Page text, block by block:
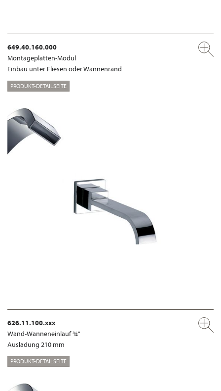
649.40.160.000
Montageplatten-Modul
Einbau unter Fliesen oder Wannenrand
PRODUKT-DETAILSEITE
626.11.100.xxx
Wand-Wanneneinlauf ¾"
Ausladung 210 mm
PRODUKT-DETAILSEITE